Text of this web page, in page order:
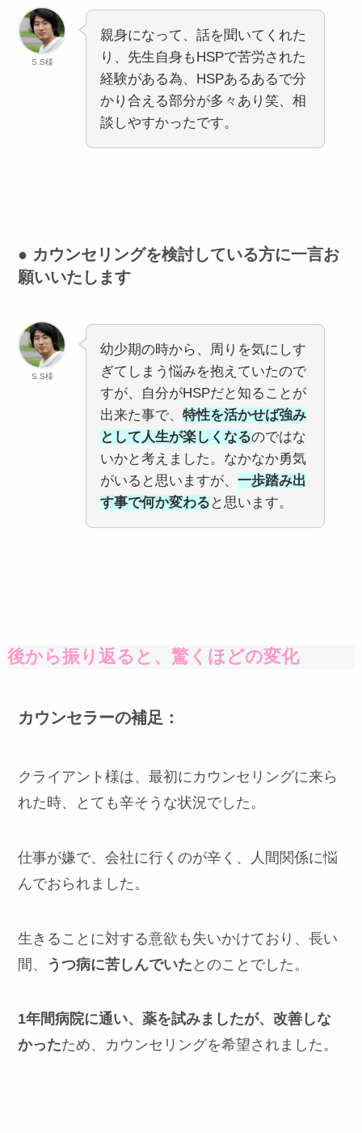
S.S様
親身になって、話を聞いてくれた
り、先生自身もHSPで苦労された
経験がある為、HSPあるあるで分
かり合える部分が多々あり笑、相
談しやすかったです。
● カウンセリングを検討している方に一言お
願いいたします
S.S様
幼少期の時から、周りを気にしす
ぎてしまう悩みを抱えていたので
すが、自分がHSPだと知ることが
出来た事で、特性を活かせば強み
として人生が楽しくなるのではな
いかと考えました。なかなか勇気
がいると思いますが、一歩踏み出
す事で何か変わる と思います。
後から振り返ると、驚くほどの変化
カウンセラーの補足：
クライアント様は、最初にカウンセリングに来ら
れた時、とても辛そうな状況でした。
仕事が嫌で、会社に行くのが辛く、人間関係に悩
んでおられました。
生きることに対する意欲も失いかけており、長い
間、
うつ病に苦しんでいた とのことでした。
1年間病院に通い、薬を試みましたが、改善しな
かったため、カウンセリングを希望されました。